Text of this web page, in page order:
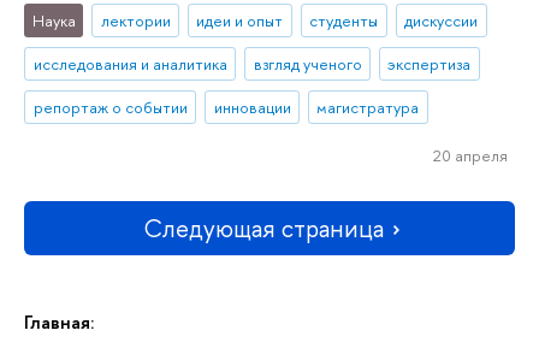
Главная:
Наука лектории идеи и опыт студенты
дискуссии
исследования и аналитика
взгляд ученого
экспертиза
репортаж о событии
инновации магистратура
20 апреля
Следующая страница